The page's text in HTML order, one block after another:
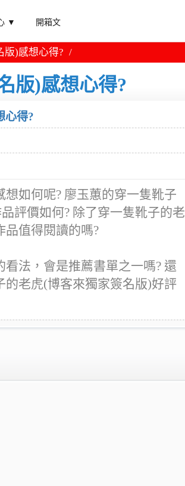
▼ 開箱文
版)感想心得?
版)感想心得?
心得?
如何呢? 廖玉蕙的穿一隻靴子
評價如何? 除了穿一隻靴子的老
品值得閱讀的嗎?
法，會是推薦書單之一嗎? 還
的老虎(博客來獨家簽名版)好評